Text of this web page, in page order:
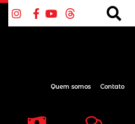
Quem somos Contato